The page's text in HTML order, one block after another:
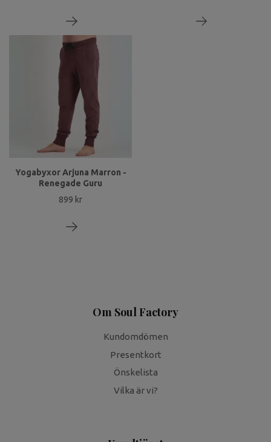
Yogabyxor Arjuna Marron -
Renegade Guru
899 kr
Om Soul Factory
Kundomdömen
Presentkort
Önskelista
Vilka är vi?